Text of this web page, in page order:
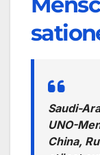
Saudi-
UNO-
China,